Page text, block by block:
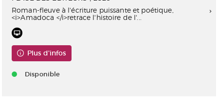
Roman-fleuve à l'écriture puissante et poétique,
<i>Amadoca </i>retrace l'histoire de l'...
Plus d'infos
Disponible